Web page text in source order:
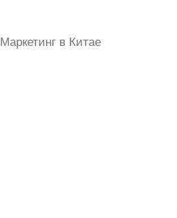
Маркетинг в Китае